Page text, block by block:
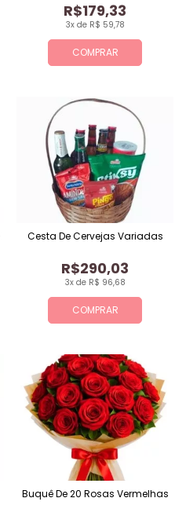
COMPRAR
3x de R$ 59,78
R$179,33
COMPRAR
3x de R$ 96,68
R$290,03
Cesta De Cervejas Variadas
Buquê De 20 Rosas Vermelhas